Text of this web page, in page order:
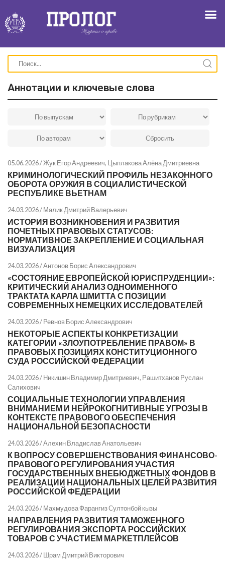
Аннотации и ключевые слова
05.06.2026 /Жук Егор Андреевич, Цыплакова Алёна Дмитриевна
КРИМИНОЛОГИЧЕСКИЙ ПРОФИЛЬ НЕЗАКОННОГО
ОБОРОТА ОРУЖИЯ В СОЦИАЛИСТИЧЕСКОЙ
РЕСПУБЛИКЕ ВЬЕТНАМ
24.03.2026 /Малик Дмитрий Валерьевич
ИСТОРИЯ ВОЗНИКНОВЕНИЯ И РАЗВИТИЯ
ПОЧЕТНЫХ ПРАВОВЫХ СТАТУСОВ:
НОРМАТИВНОЕ ЗАКРЕПЛЕНИЕ И СОЦИАЛЬНАЯ
ВИЗУАЛИЗАЦИЯ
24.03.2026 /Антонов Борис Александрович
«СОСТОЯНИЕ ЕВРОПЕЙСКОЙ ЮРИСПРУДЕНЦИИ»:
КРИТИЧЕСКИЙ АНАЛИЗ ОДНОИМЕННОГО
ТРАКТАТА КАРЛА ШМИТТА С ПОЗИЦИИ
СОВРЕМЕННЫХ НЕМЕЦКИХ ИССЛЕДОВАТЕЛЕЙ
24.03.2026 /Ревнов Борис Александрович
НЕКОТОРЫЕ АСПЕКТЫ КОНКРЕТИЗАЦИИ
КАТЕГОРИИ «ЗЛОУПОТРЕБЛЕНИЕ ПРАВОМ» В
ПРАВОВЫХ ПОЗИЦИЯХ КОНСТИТУЦИОННОГО
СУДА РОССИЙСКОЙ ФЕДЕРАЦИИ
24.03.2026 /Никишин Владимир Дмитриевич, Рашитханов Руслан
Салихович
СОЦИАЛЬНЫЕ ТЕХНОЛОГИИ УПРАВЛЕНИЯ
ВНИМАНИЕМ И НЕЙРОКОГНИТИВНЫЕ УГРОЗЫ В
КОНТЕКСТЕ ПРАВОВОГО ОБЕСПЕЧЕНИЯ
НАЦИОНАЛЬНОЙ БЕЗОПАСНОСТИ
24.03.2026 /Алехин Владислав Анатольевич
К ВОПРОСУ СОВЕРШЕНСТВОВАНИЯ ФИНАНСОВО-
ПРАВОВОГО РЕГУЛИРОВАНИЯ УЧАСТИЯ
ГОСУДАРСТВЕННЫХ ВНЕБЮДЖЕТНЫХ ФОНДОВ В
РЕАЛИЗАЦИИ НАЦИОНАЛЬНЫХ ЦЕЛЕЙ РАЗВИТИЯ
РОССИЙСКОЙ ФЕДЕРАЦИИ
24.03.2026 /Махмудова Фарангиз Султонбой кызы
НАПРАВЛЕНИЯ РАЗВИТИЯ ТАМОЖЕННОГО
РЕГУЛИРОВАНИЯ ЭКСПОРТА РОССИЙСКИХ
ТОВАРОВ С УЧАСТИЕМ МАРКЕТПЛЕЙСОВ
24.03.2026 /Шрам Дмитрий Викторович